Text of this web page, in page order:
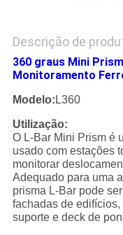
Descrição de
360 graus Mini
Monitoramento
Modelo:L360
Utilização:
O L-Bar Mini Prism é
usado com estações
monitorar
Adequado para uma
prisma L-Bar pode
fachadas de
suporte e deck de